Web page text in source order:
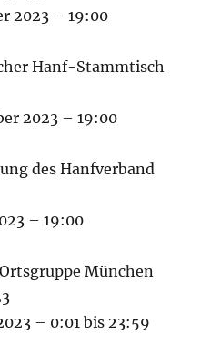
2023 – 19:00
Hanf-Stammtisch
2023 – 19:00
des Hanfverband
– 19:00
München
– 0:01 bis 23:59